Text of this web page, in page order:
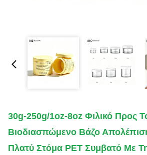
30g-250g/1oz-8oz Φιλικό Προς
Βιοδιασπώμενο Βάζο
Πλατύ Στόμα PET Συμβατό Με